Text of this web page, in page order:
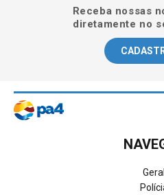
Receba nossas
diretamente no
Geral